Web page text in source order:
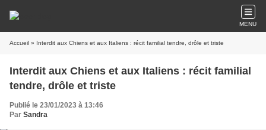
MENU
Accueil » Interdit aux Chiens et aux Italiens : récit familial tendre, drôle et triste
Interdit aux Chiens et aux Italiens : récit familial
tendre, drôle et triste
Publié le 23/01/2023 à 13:46
Par Sandra